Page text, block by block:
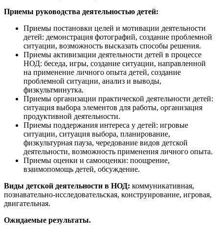
Приемы руководства деятельностью детей:
Приемы постановки целей и мотивации деятельности
детей: демонстрация фотографий, создание проблемной
ситуации, возможность высказать способы решения.
Приемы активизации деятельности детей в процессе
НОД: беседа, игры, создание ситуации, направленной
на применение личного опыта детей, создание
проблемной ситуации, анализ и выводы,
физкультминутка.
Приемы организации практической деятельности детей:
ситуация выбора элементов для работы, организация
продуктивной деятельности.
Приемы поддержания интереса у детей: игровые
ситуации, ситуация выбора, планирование,
физкультурная пауза, чередование видов детской
деятельности, возможность применения личного опыта.
Приемы оценки и самооценки: поощрение,
взаимопомощь детей, обсуждение.
Виды детской деятельности в НОД: коммуникативная,
познавательно-исследовательская, конструирование, игровая,
двигательная.
Ожидаемые результаты.